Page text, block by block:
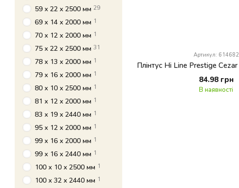
Артикул: 614682
84.98 грн
В наявності
59 x 22 x 2500 мм 29
69 x 14 x 2000 мм 1
70 x 12 x 2000 мм 1
75 x 22 x 2500 мм 31
78 x 13 x 2000 мм 1
79 x 16 x 2000 мм 1
80 x 10 x 2500 мм 1
81 x 12 x 2000 мм 1
83 x 19 x 2440 мм 1
95 x 12 x 2000 мм 1
99 x 16 x 2000 мм 1
99 x 16 x 2440 мм 1
100 x 10 x 2500 мм 1
100 x 32 x 2440 мм 1